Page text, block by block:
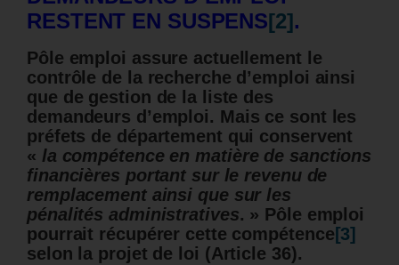
RESTENT EN SUSPENS[2].
Pôle emploi assure actuellement le
contrôle de la recherche d’emploi ainsi
que de gestion de la liste des
demandeurs d’emploi. Mais ce sont les
préfets de département qui conservent
« la compétence en matière de sanctions
financières portant sur le revenu de
remplacement ainsi que sur les
pénalités administratives. » Pôle emploi
pourrait récupérer cette compétence [3]
selon la projet de loi (Article 36).